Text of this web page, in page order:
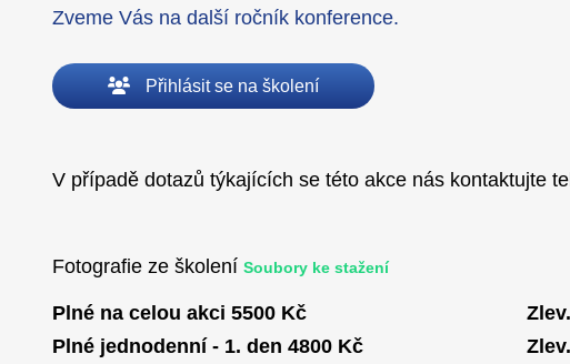
Zveme Vás na další ročník konference.
Přihlásit se na školení
V případě dotazů týkajících se této akce nás kontaktujte
Fotografie ze školení Soubory ke stažení
Plné na celou akci 5500 Kč
Plné jednodenní - 1. den 4800 Kč